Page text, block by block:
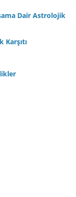
Dair Astrolojik
Karşıtı